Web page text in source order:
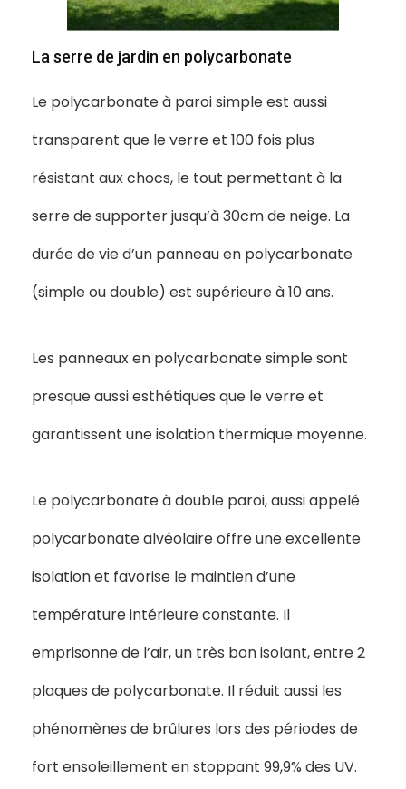
La serre de jardin en polycarbonate
Le polycarbonate à paroi simple est aussi
transparent que le verre et 100 fois plus
résistant aux chocs, le tout permettant à la
serre de supporter jusqu’à 30cm de neige. La
durée de vie d’un panneau en polycarbonate
(simple ou double) est supérieure à 10 ans.
Les panneaux en polycarbonate simple sont
presque aussi esthétiques que le verre et
garantissent une isolation thermique moyenne.
Le polycarbonate à double paroi, aussi appelé
polycarbonate alvéolaire offre une excellente
isolation et favorise le maintien d’une
température intérieure constante. Il
emprisonne de l’air, un très bon isolant, entre 2
plaques de polycarbonate. Il réduit aussi les
phénomènes de brûlures lors des périodes de
fort ensoleillement en stoppant 99,9% des UV.